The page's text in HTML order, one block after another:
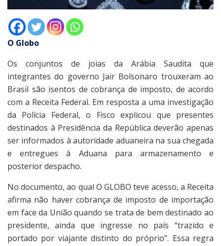
O Globo
Os conjuntos de joias da Arábia Saudita que
integrantes do governo Jair Bolsonaro trouxeram ao
Brasil são isentos de cobrança de imposto, de acordo
com a Receita Federal. Em resposta a uma investigação
da Polícia Federal, o Fisco explicou que presentes
destinados à Presidência da República deverão apenas
ser informados à autoridade aduaneira na sua chegada
e entregues à Aduana para armazenamento e
posterior despacho.
No documento, ao qual O GLOBO teve acesso, a Receita
afirma não haver cobrança de imposto de importação
em face da União quando se trata de bem destinado ao
presidente, ainda que ingresse no país “trazido e
portado por viajante distinto do próprio”. Essa regra